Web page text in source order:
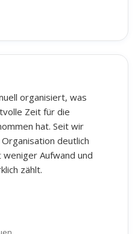
Auch
gerne mit der App.
auf ihre Stundenzettel,
Krankheitstage
Das
für das gesamte Team
Alltagsbegleitung
der durchdachten
wegen des großartigen
die hinter dem
organisiert, was
Zeit für die
hat. Seit wir
deutlich
Aufwand und
zählt.